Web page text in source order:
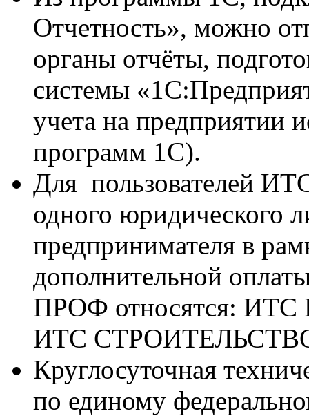
Отчетность», можно
органы отчёты,
системы
учета на предприятии
программ 1С).
Для пользователей
одного юридического
предпринимателя в
дополнительной
ПРОФ относятся:
ИТС
Круглосуточная
по единому